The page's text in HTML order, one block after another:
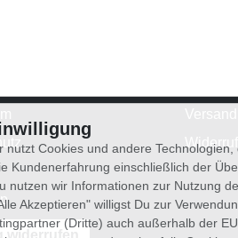
widerrufen
nutzt Cookies und andere
Kundenerfahrung einschließlich der
nutzen wir Informationen zur Nutzung
Akzeptieren" willigst Du zur
(Dritte) auch außerhalb der EU